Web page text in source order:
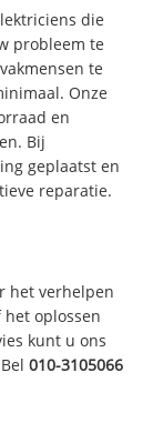
die
probleem te
te
Onze
en
Bij
geplaatst en
reparatie.
het verhelpen
oplossen
kunt u ons
Bel010-3105066